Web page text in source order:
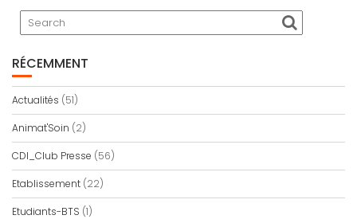
RÉCEMMENT
Actualités (51)
Animat'Soin (2)
CDI_Club Presse (56)
Etablissement (22)
Etudiants-BTS (1)